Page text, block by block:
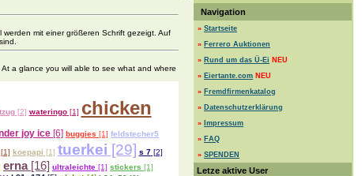
mit einer größeren Schrift gezeigt. Auf
a glance you will able to see what and where
[2] wateringo[1] chicken
joy ice [6] buggies [1] feldstecher5
koepapi [1] tuerkei [29] s 7[2]
erna[16] ultraleichte [1] stickers [1]
Navigation
» Startseite
» Ferrero Auktionen
» Rund um das Ü-Ei NEU
» Eiertante.com NEU
» Fremdfirmenkatalog
» Datenschutzerklärung
» Impressum
» FAQ
» SPENDEN
Letze aktive User